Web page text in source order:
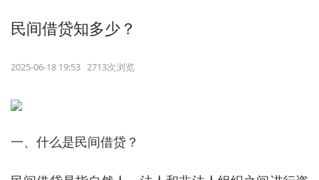
民间借贷知多少？
2025-06-18 19:53 2713次浏览
一、什么是民间借贷？